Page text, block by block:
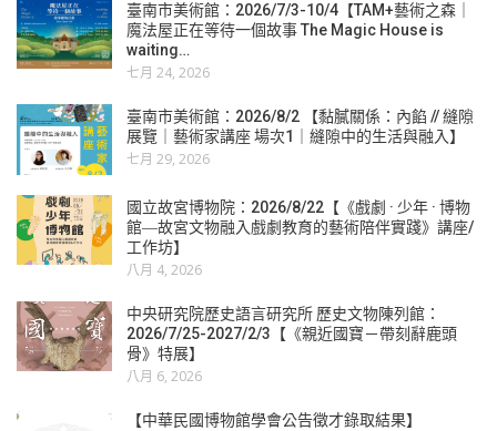
臺南市美術館：2026/7/3-10/4【TAM+藝術之森｜
魔法屋正在等待一個故事 The Magic House is
waiting…
七月 24, 2026
臺南市美術館：2026/8/2 【黏膩關係：內餡 // 縫隙
展覽｜藝術家講座 場次1｜縫隙中的生活與融入】
七月 29, 2026
國立故宮博物院：2026/8/22【《戲劇 · 少年 · 博物
館―故宮文物融入戲劇教育的藝術陪伴實踐》講座/
工作坊】
八月 4, 2026
中央研究院歷史語言研究所 歷史文物陳列館：
2026/7/25-2027/2/3【《親近國寶－帶刻辭鹿頭
骨》特展】
八月 6, 2026
【中華民國博物館學會公告徵才錄取結果】